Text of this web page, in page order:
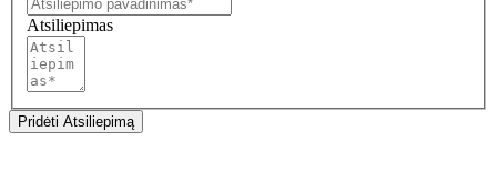
Atsiliepimas
Pridėti Atsiliepimą